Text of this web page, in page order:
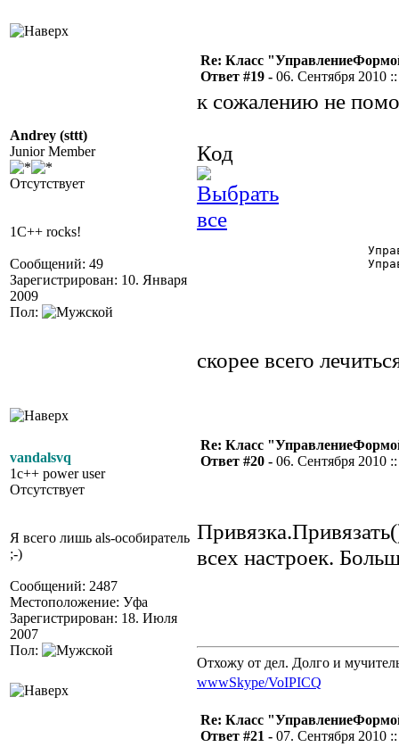
Andrey (sttt)
Junior Member
Отсутствует
1C++ rocks!
Сообщений: 49
Зарегистрирован: 10. Января
2009
Пол:
Re: Класс
Ответ #19 - 06. Сентября 2010
к сожалению не
Код
скорее всего
vandalsvq
1c++ power user
Отсутствует
Я всего лишь als-особиратель
;-)
Сообщений: 2487
Местоположение: Уфа
Зарегистрирован: 18. Июля
2007
Пол:
Re: Класс
Ответ #20 - 06. Сентября 2010
всех настроек.
Отхожу от дел. Долго и
wwwSkype/VoIPICQ
Re: Класс
Ответ #21 - 07. Сентября 2010